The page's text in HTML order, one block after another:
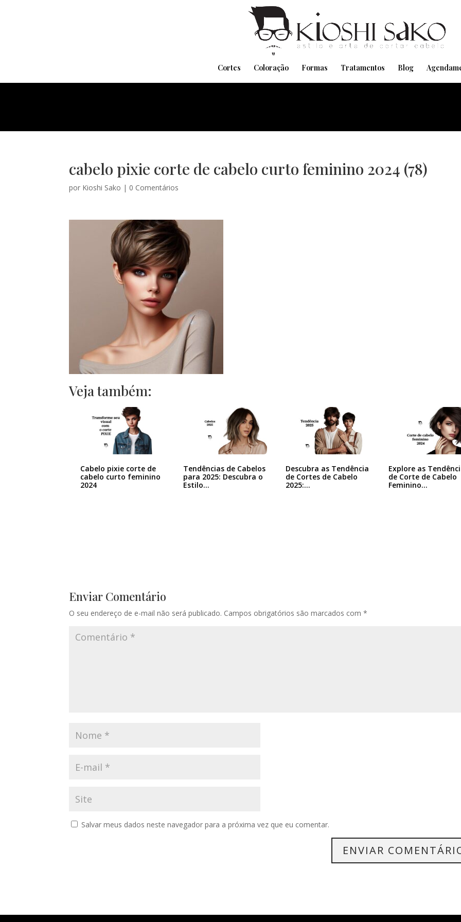
Cortes Coloração Formas Tratamentos Blog
cabelo pixie corte de cabelo curto feminino 2024 (78)
por Kioshi Sako | 0 Comentários
Veja também:
Cabelo pixie corte de
cabelo curto feminino
2024
Tendências de Cabelos
para 2025: Descubra o
Estilo…
Descubra as Tendência
de Cortes de Cabelo
2025:…
Explore as
de Corte de Cabelo
Feminino…
Enviar Comentário
O seu endereço de e-mail não será publicado. Campos obrigatórios são marcados com*
Salvar meus dados neste navegador para a próxima vez que eu comentar.
Pensando em transformar seu Visual??
Agende pelo Whatsapp